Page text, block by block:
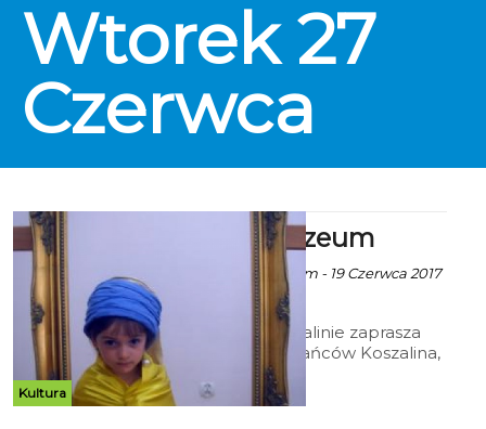
Wtorek 27
Czerwca
Kultura
Lato w Muzeum
ekoszalin za Muzeum - 19 Czerwca 2017
Muzeum w Koszalinie zaprasza
młodych mieszkańców Koszalina,
uczniów szkół podstawowych,
gimnazjów oraz szkół